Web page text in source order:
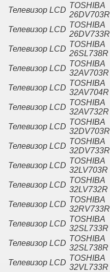
Телевизор LCD
TOSHIBA
26DV703R
Телевизор LCD
TOSHIBA
26DV733R
Телевизор LCD
TOSHIBA
26SL738R
Телевизор LCD
TOSHIBA
32AV703R
Телевизор LCD
TOSHIBA
32AV704R
Телевизор LCD
TOSHIBA
32AV732R
Телевизор LCD
TOSHIBA
32DV703R
Телевизор LCD
TOSHIBA
32DV733R
Телевизор LCD
TOSHIBA
32LV703R
Телевизор LCD
TOSHIBA
32LV732R
Телевизор LCD
TOSHIBA
32RV733R
Телевизор LCD
TOSHIBA
32SL733R
Телевизор LCD
TOSHIBA
32SL738R
Телевизор LCD
TOSHIBA
32VL733R